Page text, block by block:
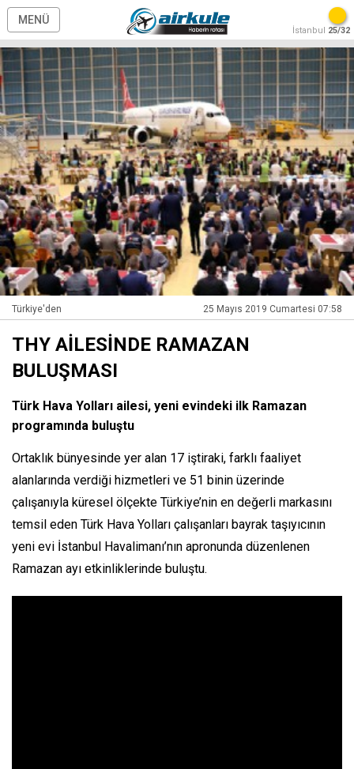
MENÜ
İstanbul 25/32
Türkiye'den 25 Mayıs 2019 Cumartesi 07:58
THY AİLESİNDE RAMAZAN
BULUŞMASI
Türk Hava Yolları ailesi, yeni evindeki ilk Ramazan
programında buluştu
Ortaklık bünyesinde yer alan 17 iştiraki, farklı faaliyet
alanlarında verdiği hizmetleri ve 51 binin üzerinde
çalışanıyla küresel ölçekte Türkiye’nin en değerli markasını
temsil eden Türk Hava Yolları çalışanları bayrak taşıyıcının
yeni evi İstanbul Havalimanı’nın apronunda düzenlenen
Ramazan ayı etkinliklerinde buluştu.